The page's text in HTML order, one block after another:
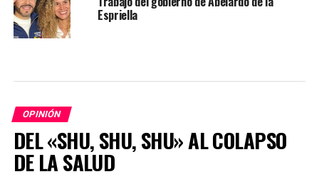
Espriella
OPINIÓN
DEL «SHU, SHU, SHU» AL COLAPSO
DE LA SALUD